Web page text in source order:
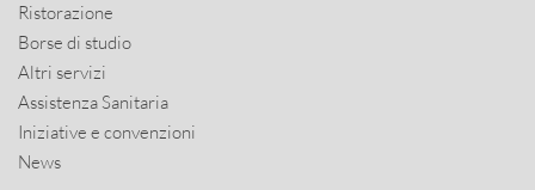
Ristorazione
Borse di studio
Altri servizi
Assistenza Sanitaria
Iniziative e convenzioni
News